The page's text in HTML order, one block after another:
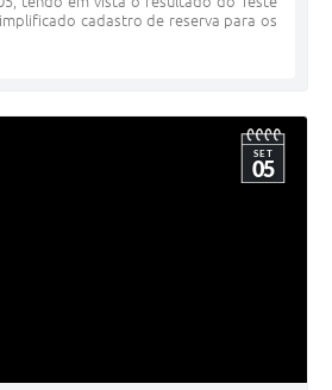
cadastro de reserva para os
SET
05